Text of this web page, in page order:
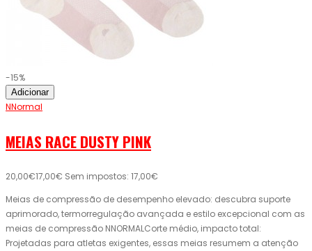
-15%
Adicionar
NNormal
MEIAS RACE DUSTY PINK
20,00€17,00€ Sem impostos: 17,00€
Meias de compressão de desempenho elevado: descubra suporte
aprimorado, termorregulação avançada e estilo excepcional com as
meias de compressão NNORMALCorte médio, impacto total:
Projetadas para atletas exigentes, essas meias resumem a atenção